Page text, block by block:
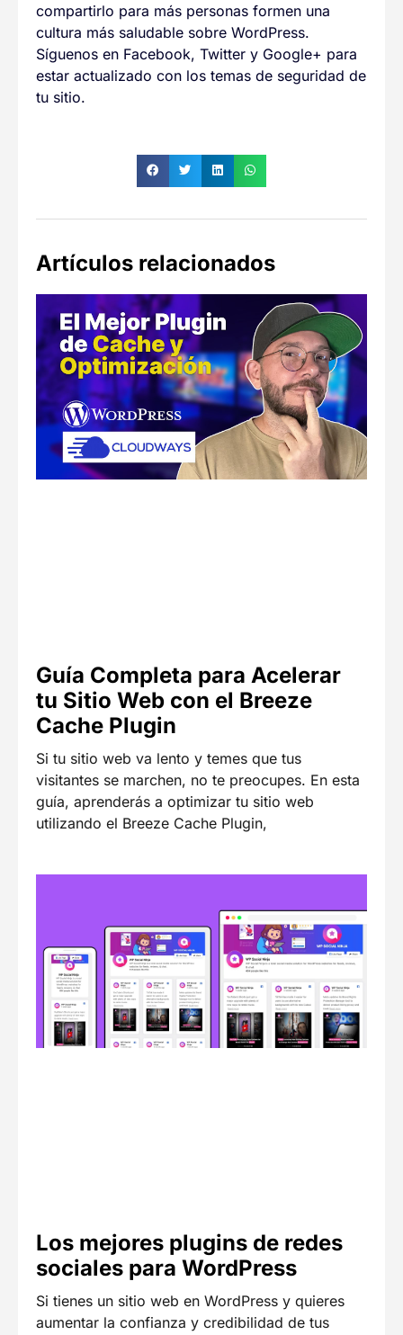
compartirlo para más personas formen una
cultura más saludable sobre WordPress.
Síguenos en Facebook, Twitter y Google+ para
estar actualizado con los temas de seguridad de
tu sitio.
Artículos relacionados
Guía Completa para Acelerar
tu Sitio Web con el Breeze
Cache Plugin
Si tu sitio web va lento y temes que tus
visitantes se marchen, no te preocupes. En esta
guía, aprenderás a optimizar tu sitio web
utilizando el Breeze Cache Plugin,
Los mejores plugins de redes
sociales para WordPress
Si tienes un sitio web en WordPress y quieres
aumentar la confianza y credibilidad de tus